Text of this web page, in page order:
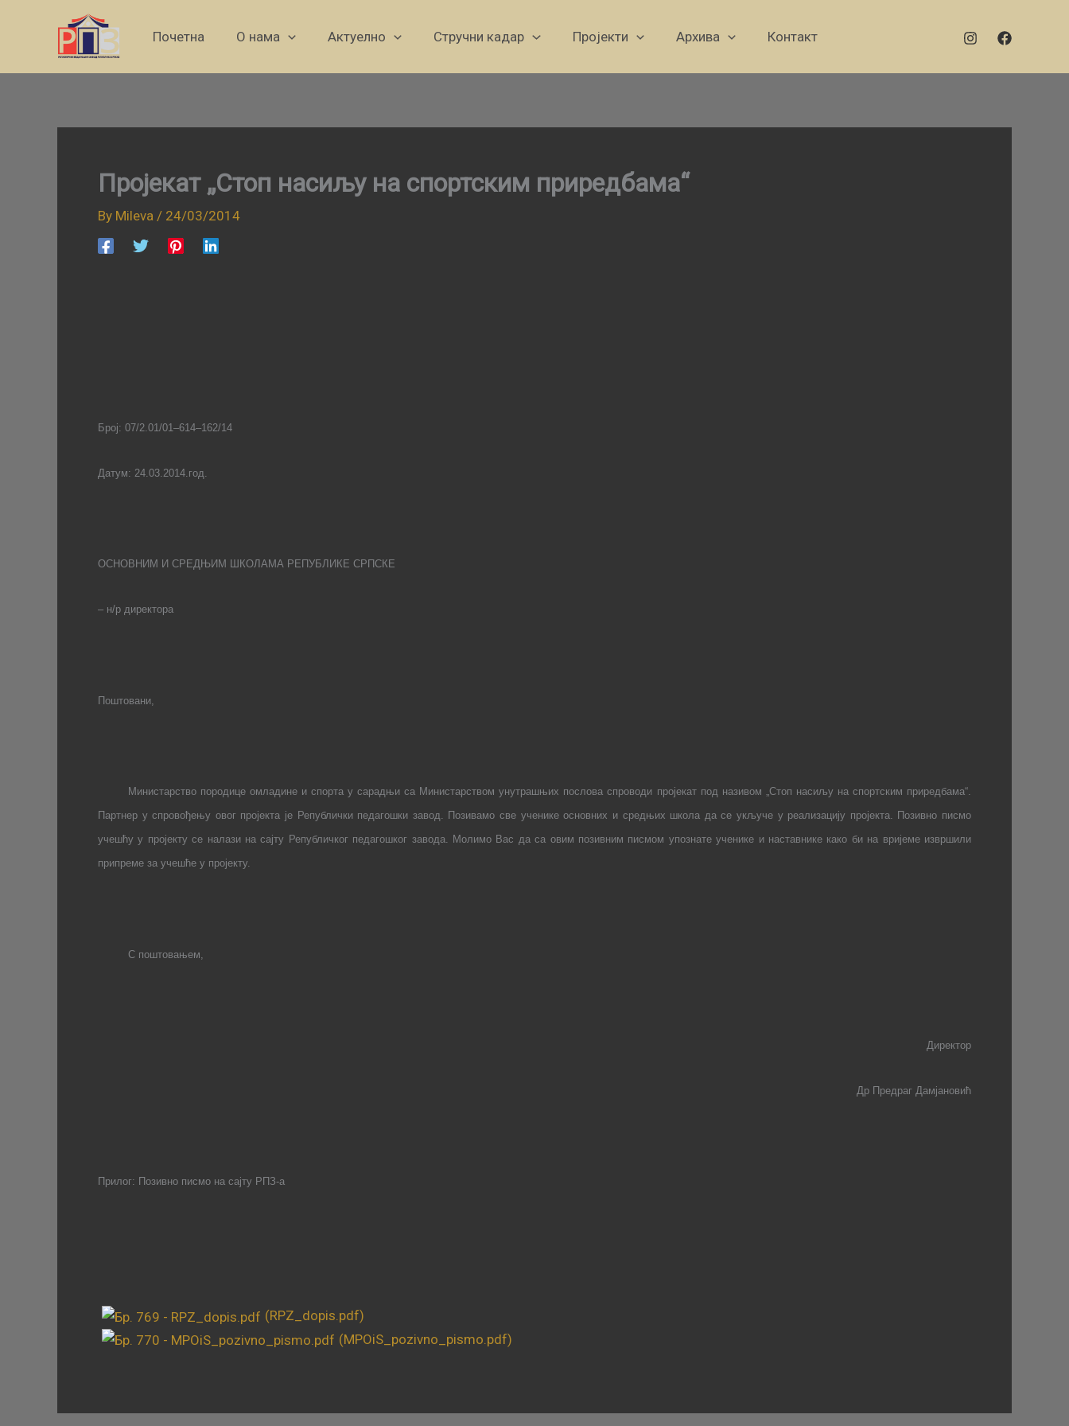
Почетна О нама Актуелно Стручни кадар Пројекти Архива Контакт
Пројекат „Стоп насиљу на спортским приредбама“
By Mileva / 24/03/2014
Број: 07/2.01/01–614–162/14
Датум: 24 .03.2014.год.
ОСНОВНИМ И СРЕДЊИМ ШКОЛАМА РЕПУБЛИКЕ СРПСКЕ
– н/р директора
Поштовани,
Министарство породице омладине и спорта у сарадњи са Министарством унутрашњих послова спроводи пројекат под називом „Стоп насиљу на спортским приредбама“.
Партнер у спровођењу овог пројекта је Републички педагошки завод. Позивамо све ученике основних и средњих школа да се укључе у реализацију пројекта. Позивно писмо
учешћу у пројекту се налази на сајту Републичког педагошког завода. Молимо Вас да са овим позивним писмом упознате ученике и наставнике како би на вријеме извршили
припреме за учешће у пројекту.
С поштовањем,
Директор
Др Предраг Дамјановић
Прилог: Позивно писмо на сајту РПЗ-а
(RPZ_dopis.pdf)
(MPOiS_pozivno_pismo.pdf)